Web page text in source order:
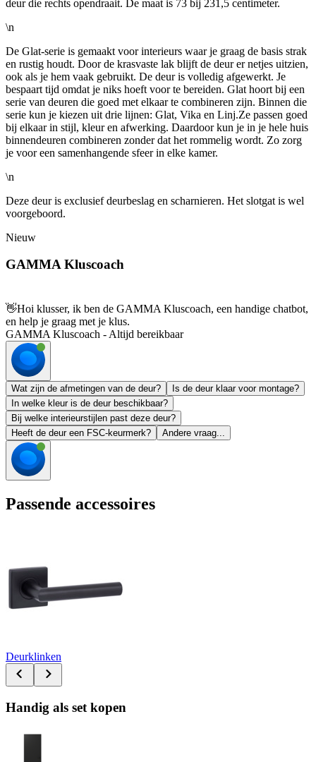
deur die rechts opendraait. De maat is 73 bij 231,5 centimeter.
\n
De Glat-serie is gemaakt voor interieurs waar je graag de basis strak
en rustig houdt. Door de krasvaste lak blijft de deur er netjes uitzien,
ook als je hem vaak gebruikt. De deur is volledig afgewerkt. Je
bespaart tijd omdat je niks hoeft voor te bereiden. Glat hoort bij een
serie van deuren die goed met elkaar te combineren zijn. Binnen die
serie kun je kiezen uit drie lijnen: Glat, Vika en Linj.Ze passen goed
bij elkaar in stijl, kleur en afwerking. Daardoor kun je in je hele huis
binnendeuren combineren zonder dat het rommelig wordt. Zo zorg
je voor een samenhangende sfeer in elke kamer.
\n
Deze deur is exclusief deurbeslag en scharnieren. Het slotgat is wel
voorgeboord.
Nieuw
GAMMA Kluscoach
👋Hoi klusser, ik ben de GAMMA Kluscoach, een handige chatbot,
en help je graag met je klus.
GAMMA Kluscoach - Altijd bereikbaar
Wat zijn de afmetingen van de deur?
Is de deur klaar voor montage?
In welke kleur is de deur beschikbaar?
Bij welke interieurstijlen past deze deur?
Heeft de deur een FSC-keurmerk?
Andere vraag...
Passende accessoires
Deurklinken
Handig als set kopen